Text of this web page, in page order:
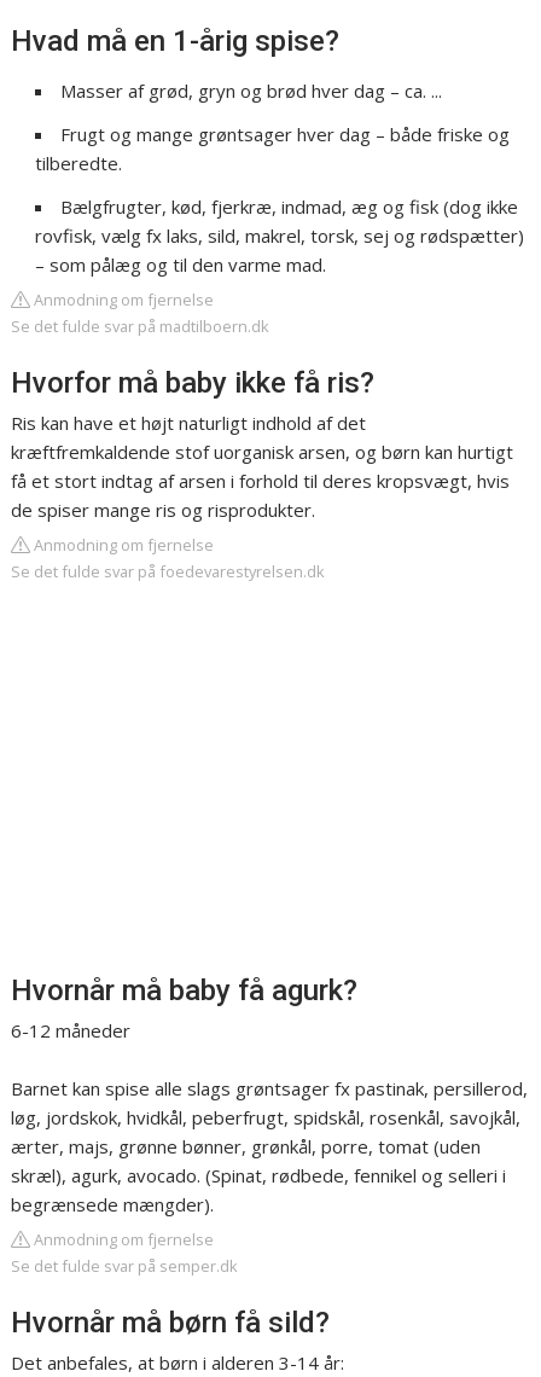
Hvad må en 1-årig spise?
Masser af grød, gryn og brød hver dag – ca. ...
Frugt og mange grøntsager hver dag – både friske og
tilberedte.
Bælgfrugter, kød, fjerkræ, indmad, æg og fisk (dog ikke
rovfisk, vælg fx laks, sild, makrel, torsk, sej og rødspætter)
– som pålæg og til den varme mad.
Anmodning om fjernelse
Se det fulde svar på madtilboern.dk
Hvorfor må baby ikke få ris?
Ris kan have et højt naturligt indhold af det
kræftfremkaldende stof uorganisk arsen, og børn kan hurtigt
få et stort indtag af arsen i forhold til deres kropsvægt, hvis
de spiser mange ris og risprodukter.
Anmodning om fjernelse
Se det fulde svar på foedevarestyrelsen.dk
Hvornår må baby få agurk?
6-12 måneder
Barnet kan spise alle slags grøntsager fx pastinak, persillerod,
løg, jordskok, hvidkål, peberfrugt, spidskål, rosenkål, savojkål,
ærter, majs, grønne bønner, grønkål, porre, tomat (uden
skræl), agurk, avocado. (Spinat, rødbede, fennikel og selleri i
begrænsede mængder).
Anmodning om fjernelse
Se det fulde svar på semper.dk
Hvornår må børn få sild?
Det anbefales, at børn i alderen 3-14 år: